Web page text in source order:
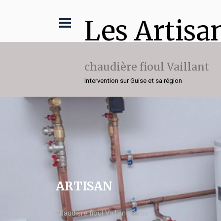
Les
chaudière fioul Vaillant
Intervention sur Guise et sa région
ARTISAN
chaudière fioul Vaillant Guise